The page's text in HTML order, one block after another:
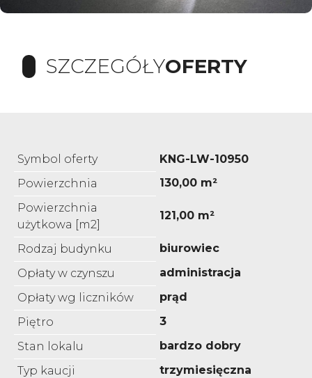
SZCZEGÓŁYOFERTY
Symbol oferty
KNG-LW-10950
Powierzchnia
130,00 m²
Powierzchnia
użytkowa [m2]
121,00 m²
Rodzaj budynku
biurowiec
Opłaty w czynszu
administracja
Opłaty wg liczników
prąd
Piętro
3
Stan lokalu
bardzo dobry
Typ kaucji
trzymiesięczna